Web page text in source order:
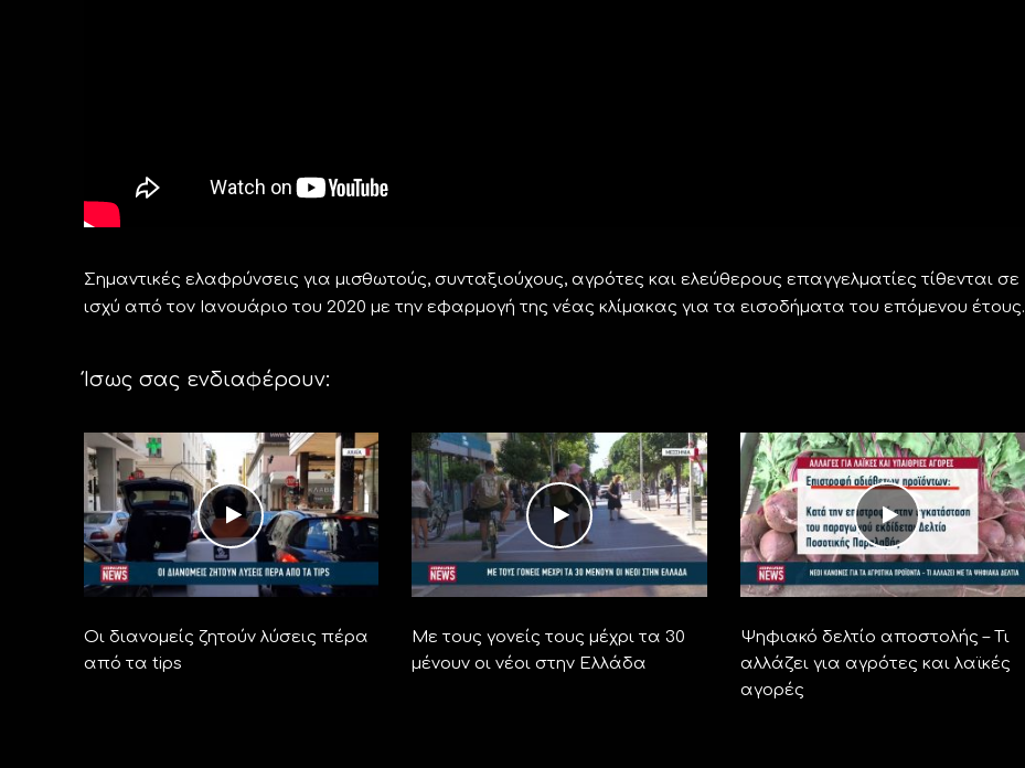
Σημαντικές ελαφρύνσεις για μισθωτούς, συνταξιούχους, αγρότες και ελεύθερους επαγγελματίες τίθενται σε
ισχύ από τον Ιανουάριο του 2020 με την εφαρμογή της νέας κλίμακας για τα εισοδήματα του επόμενου έτους.
Ίσως σας ενδιαφέρουν:
Οι διανομείς ζητούν λύσεις πέρα
από τα tips
Με τους γονείς τους μέχρι τα 30
μένουν οι νέοι στην Ελλάδα
Ψηφιακό δελτίο αποστολής – Τι
αλλάζει για αγρότες και λαϊκές
αγορές